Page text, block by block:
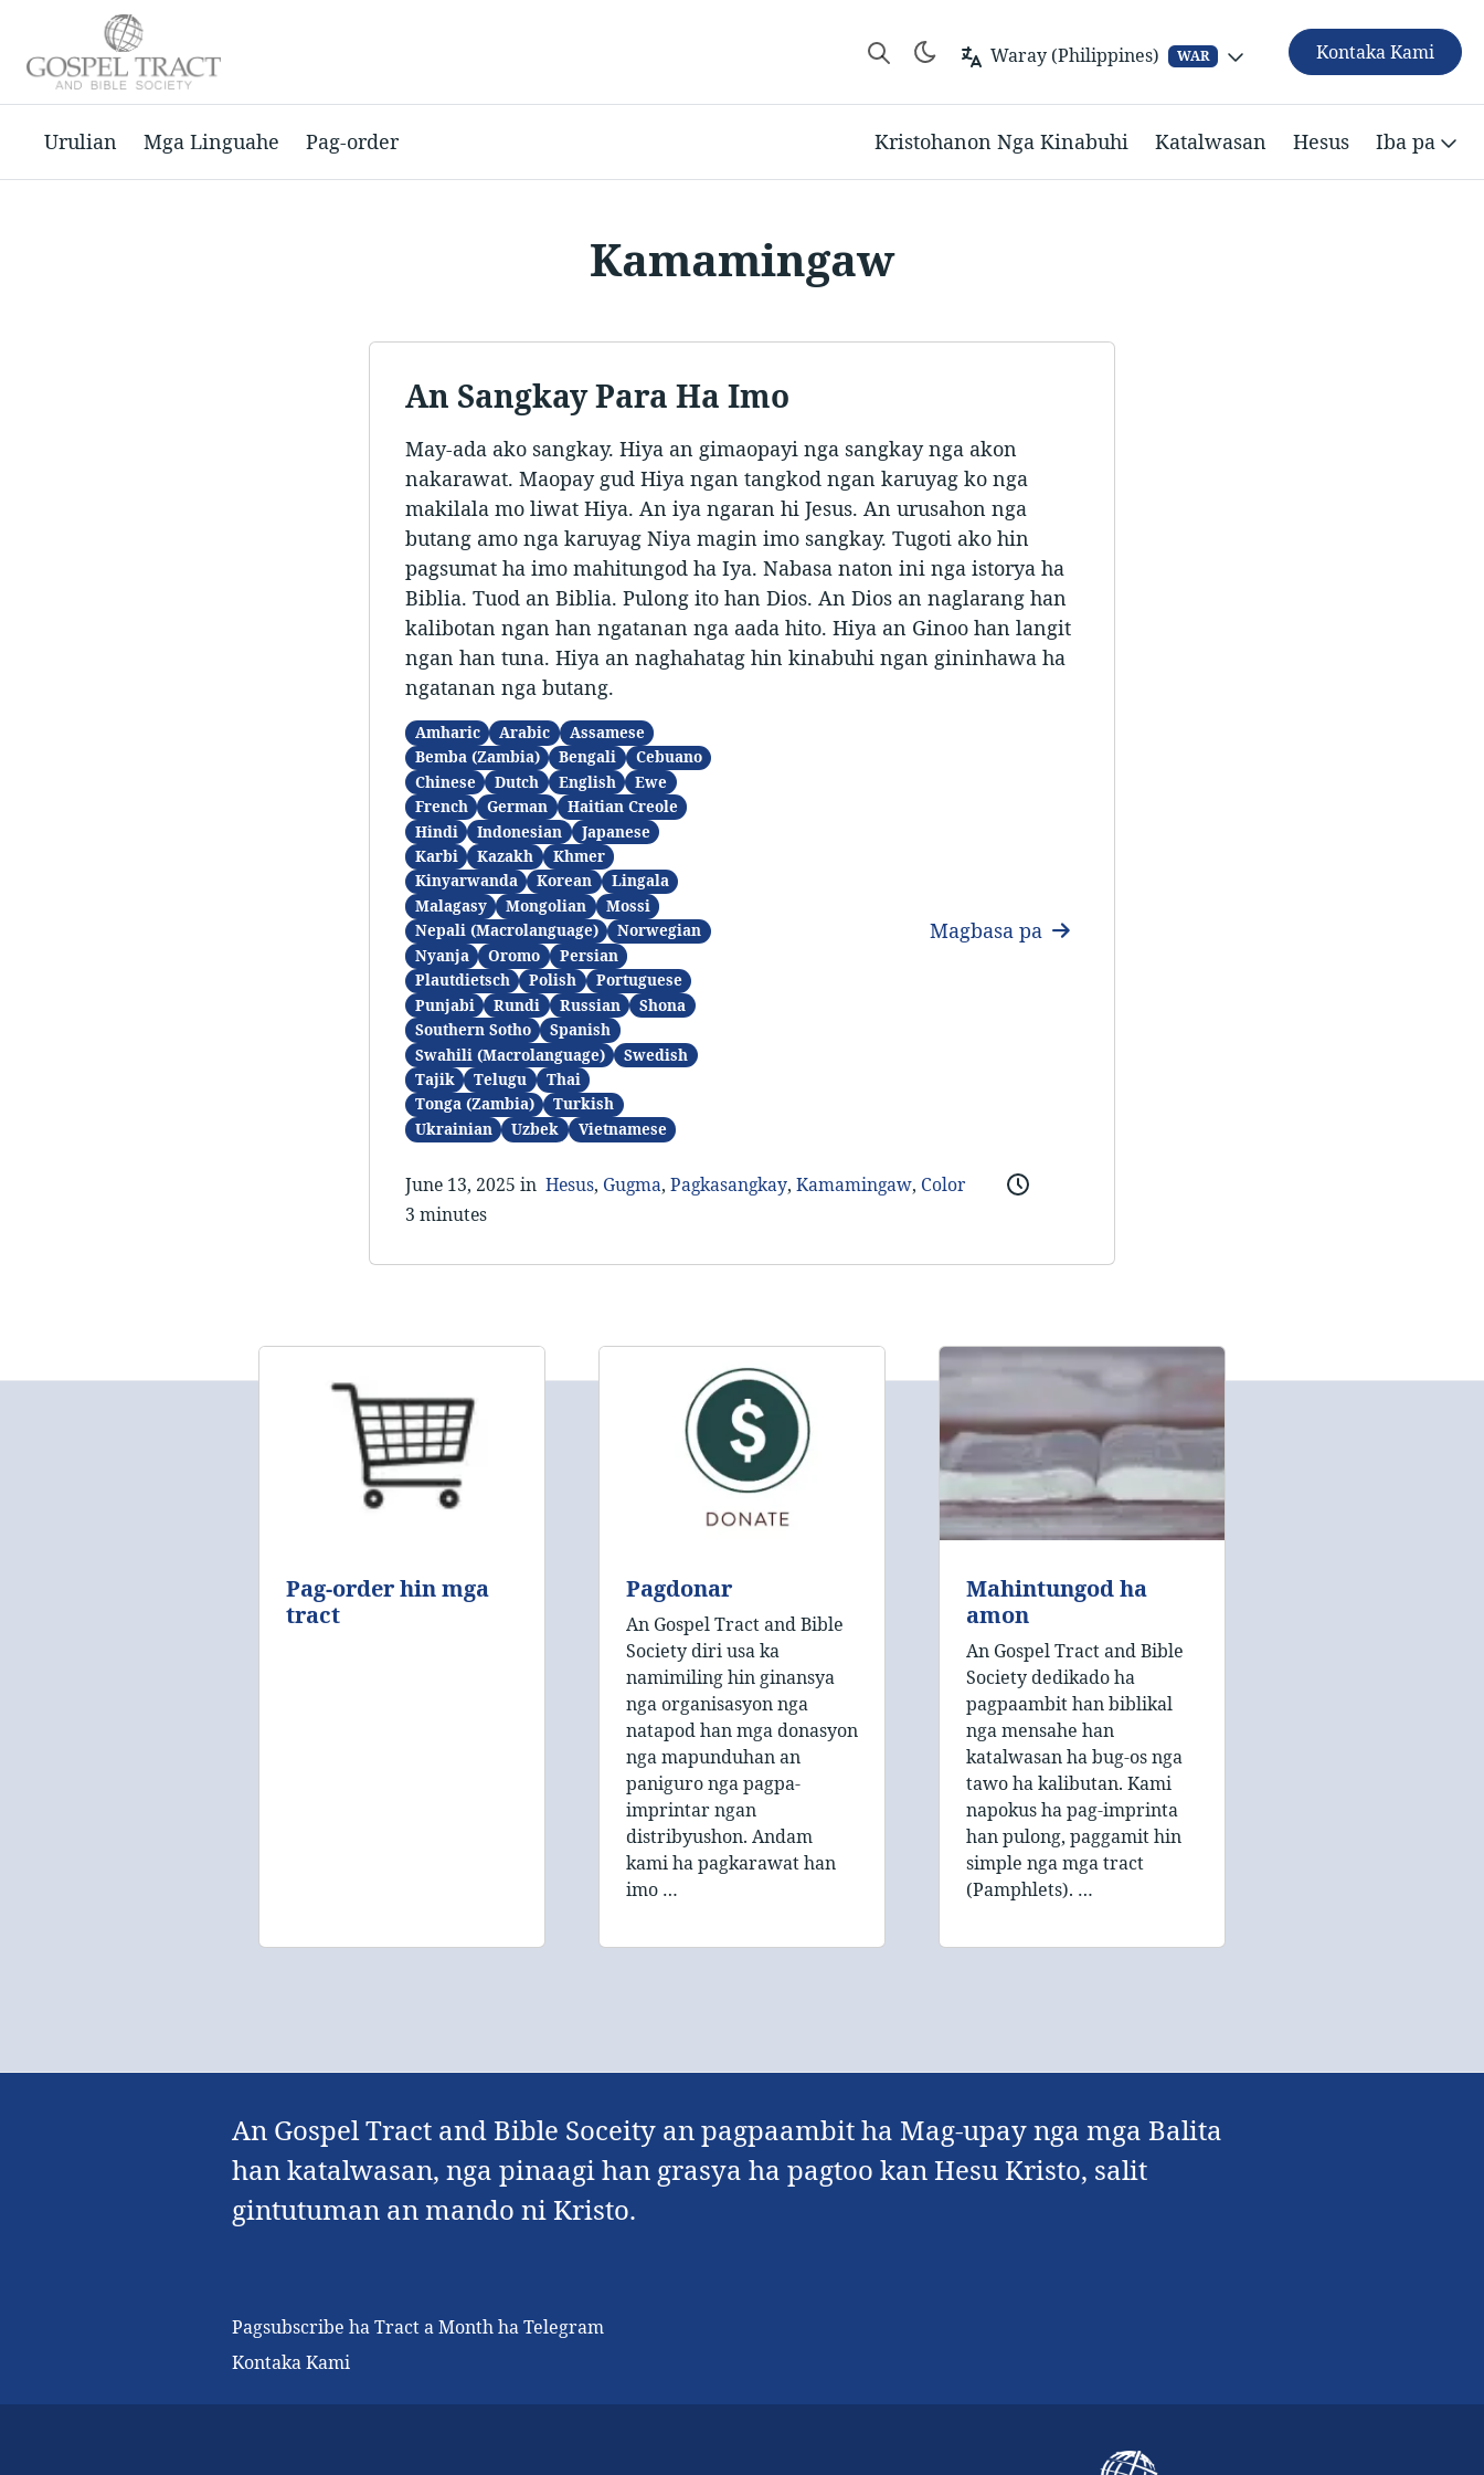
Waray (Philippines) WAR Kontaka Kami
Urulian Mga Linguahe Pag-order Kristohanon Nga Kinabuhi Katalwasan Hesus Iba pa
Kamamingaw
An Sangkay Para Ha Imo
May-ada ako sangkay. Hiya an gimaopayi nga sangkay nga akon
nakarawat. Maopay gud Hiya ngan tangkod ngan karuyag ko nga
makilala mo liwat Hiya. An iya ngaran hi Jesus. An urusahon nga
butang amo nga karuyag Niya magin imo sangkay. Tugoti ako hin
pagsumat ha imo mahitungod ha Iya. Nabasa naton ini nga istorya ha
Biblia. Tuod an Biblia. Pulong ito han Dios. An Dios an naglarang han
kalibotan ngan han ngatanan nga aada hito. Hiya an Ginoo han langit
ngan han tuna. Hiya an naghahatag hin kinabuhi ngan gininhawa ha
ngatanan nga butang.
Amharic Arabic
Assamese
Bemba (Zambia)
Bengali
Cebuano
Chinese
Dutch English
Ewe
French
German
Haitian Creole
Hindi
Indonesian
Japanese
Karbi
Kazakh
Khmer
Kinyarwanda
Korean
Lingala
Malagasy
Mongolian
Mossi
Nepali (Macrolanguage)
Norwegian
Nyanja
Oromo
Persian
Plautdietsch
Polish
Portuguese
Punjabi
Rundi Russian
Shona
Southern Sotho
Spanish
Swahili (Macrolanguage)
Swedish
Tajik
Telugu
Thai
Tonga (Zambia)
Turkish
Ukrainian
Uzbek Vietnamese
Magbasa pa
June 13, 2025 in Hesus, Gugma, Pagkasangkay, Kamamingaw, Color
3 minutes
Pag-order hin mga
tract
Pagdonar
An Gospel Tract and Bible
Society diri usa ka
namimiling hin ginansya
nga organisasyon nga
natapod han mga donasyon
nga mapunduhan an
paniguro nga pagpa-
imprintar ngan
distribyushon. Andam
kami ha pagkarawat han
imo …
Mahintungod ha
amon
An Gospel Tract and Bible
Society dedikado ha
pagpaambit han biblikal
nga mensahe han
katalwasan ha bug-os nga
tawo ha kalibutan. Kami
napokus ha pag-imprinta
han pulong, paggamit hin
simple nga mga tract
(Pamphlets). …
An Gospel Tract and Bible Soceity an pagpaambit ha Mag-upay nga mga Balita
han katalwasan, nga pinaagi han grasya ha pagtoo kan Hesu Kristo, salit
gintutuman an mando ni Kristo.
Pagsubscribe ha Tract a Month ha Telegram
Kontaka Kami